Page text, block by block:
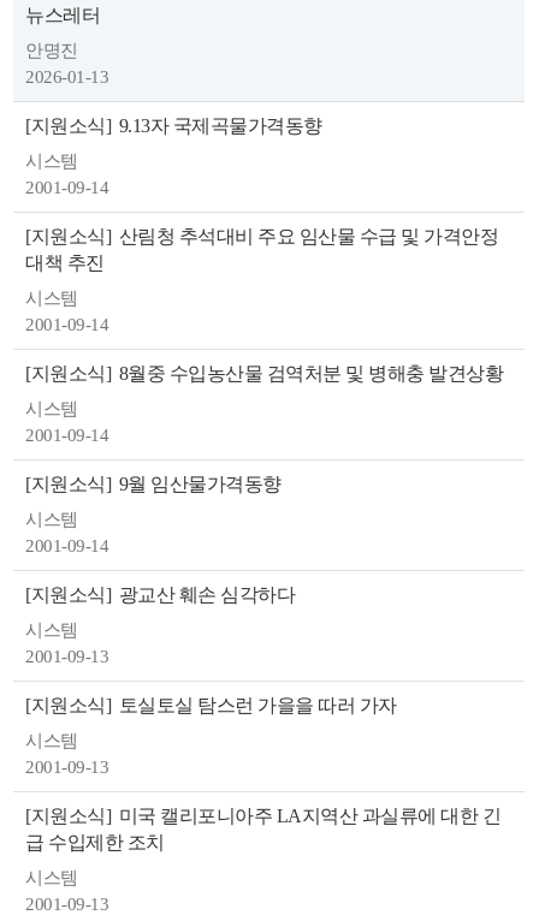
뉴스레터
안명진
2026-01-13
[지원소식] 9.13자 국제곡물가격동향
시스템
2001-09-14
[지원소식] 산림청 추석대비 주요 임산물 수급 및 가격안정
대책 추진
시스템
2001-09-14
[지원소식] 8월중 수입농산물 검역처분 및 병해충 발견상황
시스템
2001-09-14
[지원소식] 9월 임산물가격동향
시스템
2001-09-14
[지원소식] 광교산 훼손 심각하다
시스템
2001-09-13
[지원소식] 토실토실 탐스런 가을을 따러 가자
시스템
2001-09-13
[지원소식] 미국 캘리포니아주 LA지역산 과실류에 대한 긴
급 수입제한 조치
시스템
2001-09-13